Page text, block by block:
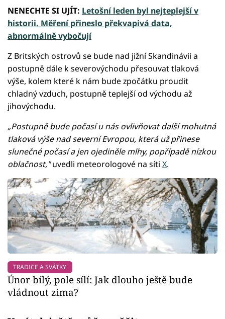
NENECHTE SI UJÍT: Letošní leden byl nejteplejší v
historii. Měření přineslo překvapivá data,
abnormálně vybočují
Z Britských ostrovů se bude nad jižní Skandinávii a
postupně dále k severovýchodu přesouvat tlaková
výše, kolem které k nám bude zpočátku proudit
chladný vzduch, postupně teplejší od východu až
jihovýchodu.
„Postupně bude počasí u nás ovlivňovat další mohutná
tlaková výše nad severní Evropou, která už přinese
slunečné počasí a jen ojediněle mlhy, popřípadě nízkou
oblačnost,"uvedli meteorologové na síti X.
TRADICE A SVÁTKY
Únor bílý, pole sílí: Jak dlouho ještě bude
vládnout zima?